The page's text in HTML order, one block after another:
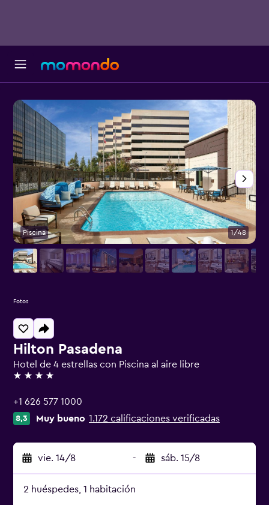
Hilton Pasadena
Hotel de 4 estrellas con Piscina al aire libre
4 estrellas
+1 626 577 1000
8,3 Muy bueno 1.172 calificaciones verificadas
vie. 14/8 - sáb. 15/8
2 huéspedes, 1 habitación
Piscina 1/48
Fotos